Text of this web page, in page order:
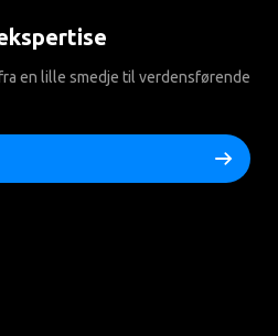
en lille smedje til verdensførende